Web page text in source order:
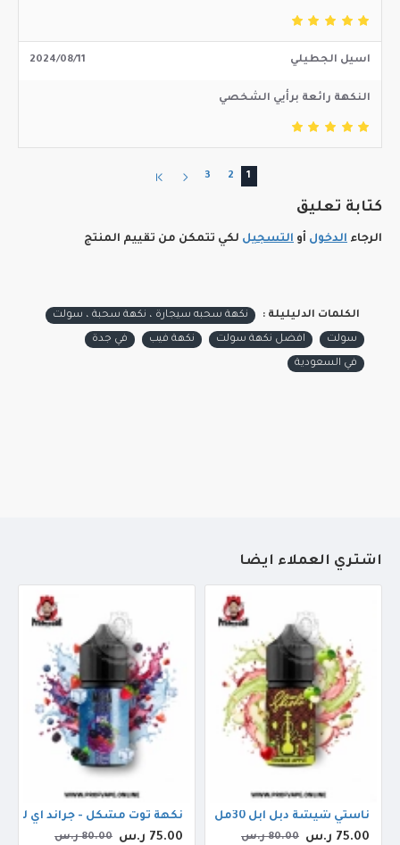
اسيل الجطيلي 2024/08/11
النكهة رائعة برأيي الشخصي
1
2
3
كتابة تعليق
الرجاء الدخول أو التسجيل لكي تتمكن من تقييم المنتج
الكلمات الدليليلة : نكهة سحبه سيجارة ، نكهة سحبة ، سولت
سولت افضل نكهة سولت نكهة فيب في جدة
في السعودية
أشتري العملاء أيضاً
ناستي شيشة دبل ابل 30مل
75.00 ر.س 80.00 ر.س
نكهة توت مشكل - جراند اي ليكود
75.00 ر.س 80.00 ر.س